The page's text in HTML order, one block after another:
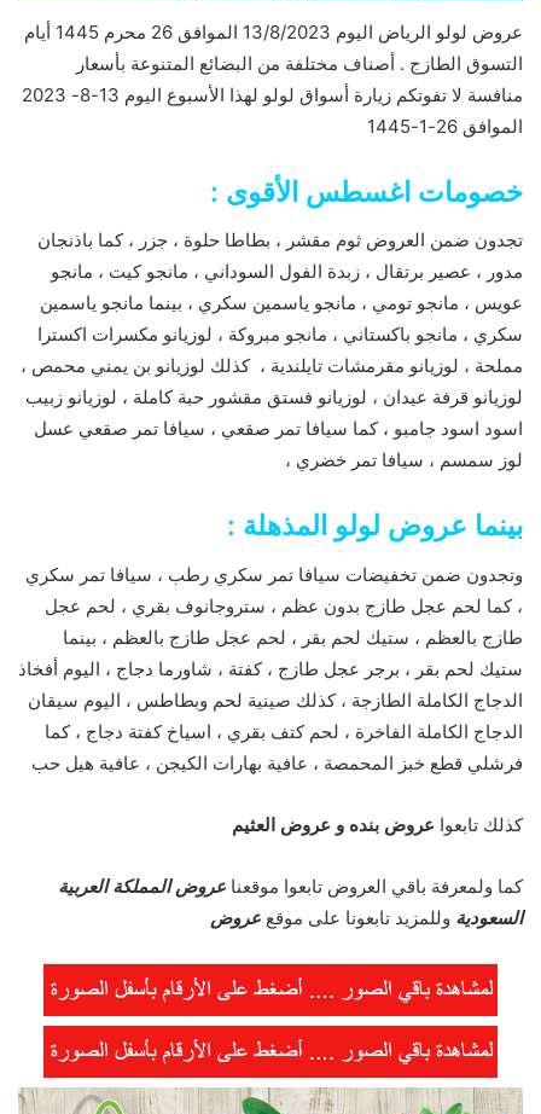
عروض لولو الرياض اليوم 13/8/2023 الموافق 26 محرم 1445 أيام
التسوق الطازج . أصناف مختلفة من البضائع المتنوعة بأسعار
منافسة لا تفوتكم زيارة أسواق لولو لهذا الأسبوع اليوم 13-8- 2023
الموافق 26-1-1445
خصومات اغسطس الأقوى :
تجدون ضمن العروض ثوم مقشر ، بطاطا حلوة ، جزر ، كما باذنجان
مدور ، عصير برتقال ، زبدة الفول السوداني ، مانجو كيت ، مانجو
عويس ، مانجو تومي ، مانجو ياسمين سكري ، بينما مانجو ياسمين
سكري ، مانجو باكستاني ، مانجو مبروكة ، لوزيانو مكسرات اكسترا
مملحة ، لوزيانو مقرمشات تايلندية ، كذلك لوزيانو بن يمني محمص ،
لوزيانو قرفة عيدان ، لوزيانو فستق مقشور حبة كاملة ، لوزيانو زبيب
اسود اسود جامبو ، كما سيافا تمر صقعي ، سيافا تمر صقعي عسل
لوز سمسم ، سيافا تمر خضري ،
بينما عروض لولو المذهلة :
وتجدون ضمن تخفيضات سيافا تمر سكري رطب ، سيافا تمر سكري
، كما لحم عجل طازج بدون عظم ، ستروجانوف بقري ، لحم عجل
طازج بالعظم ، ستيك لحم بقر ، لحم عجل طازج بالعظم ، بينما
ستيك لحم بقر ، برجر عجل طازج ، كفتة ، شاورما دجاج ، اليوم أفخاذ
الدجاج الكاملة الطازجة ، كذلك صينية لحم وبطاطس ، اليوم سيقان
الدجاج الكاملة الفاخرة ، لحم كتف بقري ، اسياخ كفتة دجاج ، كما
فرشلي قطع خبز المحمصة ، عافية بهارات الكيجن ، عافية هيل حب
كذلك تابعوا عروض بنده و عروض العثيم
كما ولمعرفة باقي العروض تابعوا موقعنا عروض المملكة العربية
السعودية وللمزيد تابعونا على موقع عروض